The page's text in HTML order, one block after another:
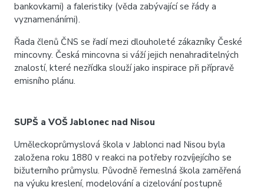
bankovkami) a faleristiky (věda zabývající se řády a
vyznamenáními).
Řada členů ČNS se řadí mezi dlouholeté zákazníky České
mincovny. Česká mincovna si váží jejich nenahraditelných
znalostí, které nezřídka slouží jako inspirace při přípravě
emisního plánu.
SUPŠ a VOŠ Jablonec nad Nisou
Uměleckoprůmyslová škola v Jablonci nad Nisou byla
založena roku 1880 v reakci na potřeby rozvíjejícího se
bižuterního průmyslu. Původně řemeslná škola zaměřená
na výuku kreslení, modelování a cizelování postupně